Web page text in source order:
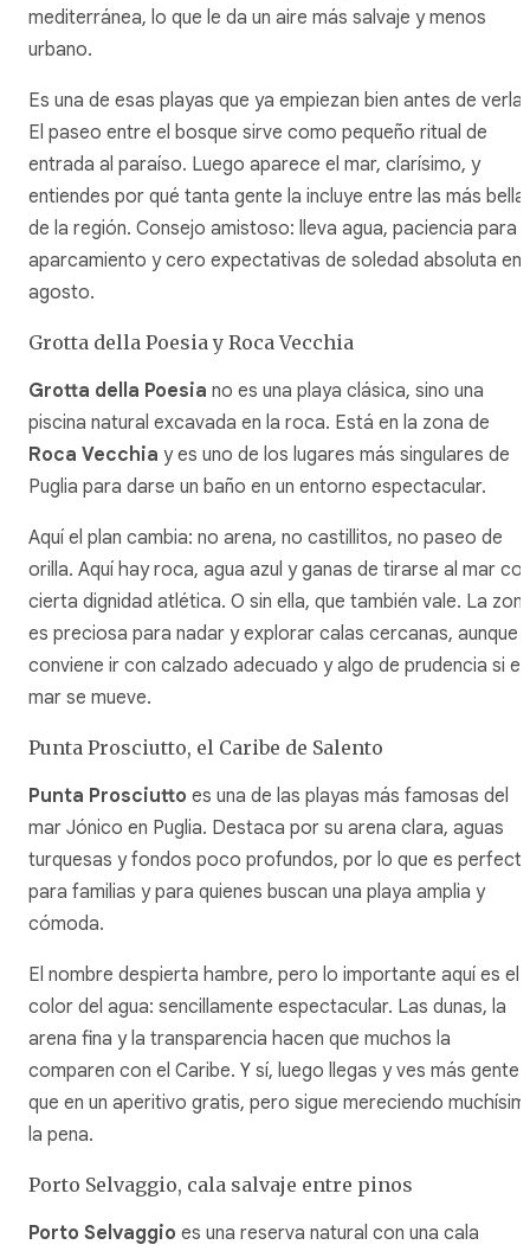
mediterránea, lo que le da un aire más salvaje y menos
urbano.
Es una de esas playas que ya empiezan bien antes de verla.
El paseo entre el bosque sirve como pequeño ritual de
entrada al paraíso. Luego aparece el mar, clarísimo, y
entiendes por qué tanta gente la incluye entre las más
de la región. Consejo amistoso: lleva agua, paciencia para
aparcamiento y cero expectativas de soledad absoluta en
agosto.
Grotta della Poesia y Roca Vecchia
Grotta della Poesia no es una playa clásica, sino una
piscina natural excavada en la roca. Está en la zona de
Roca Vecchia y es uno de los lugares más singulares de
Puglia para darse un baño en un entorno espectacular.
Aquí el plan cambia: no arena, no castillitos, no paseo de
orilla. Aquí hay roca, agua azul y ganas de tirarse al mar
cierta dignidad atlética. O sin ella, que también vale. La
es preciosa para nadar y explorar calas cercanas, aunque
conviene ir con calzado adecuado y algo de prudencia si el
mar se mueve.
Punta Prosciutto, el Caribe de Salento
Punta Prosciutto es una de las playas más famosas del
mar Jónico en Puglia. Destaca por su arena clara, aguas
turquesas y fondos poco profundos, por lo que es
para familias y para quienes buscan una playa amplia y
cómoda.
El nombre despierta hambre, pero lo importante aquí es el
color del agua: sencillamente espectacular. Las dunas, la
arena fina y la transparencia hacen que muchos la
comparen con el Caribe. Y sí, luego llegas y ves más gente
que en un aperitivo gratis, pero sigue mereciendo
la pena.
Porto Selvaggio, cala salvaje entre pinos
Porto Selvaggio es una reserva natural con una cala